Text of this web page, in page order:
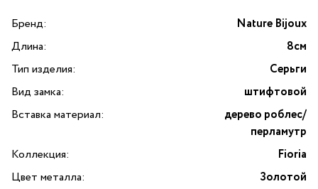
Бренд:
Nature Bijoux
Длина:
8см
Тип изделия:
Серьги
Вид замка:
штифтовой
Вставка материал:
дерево роблес/
перламутр
Коллекция:
Fioria
Цвет металла:
Золотой